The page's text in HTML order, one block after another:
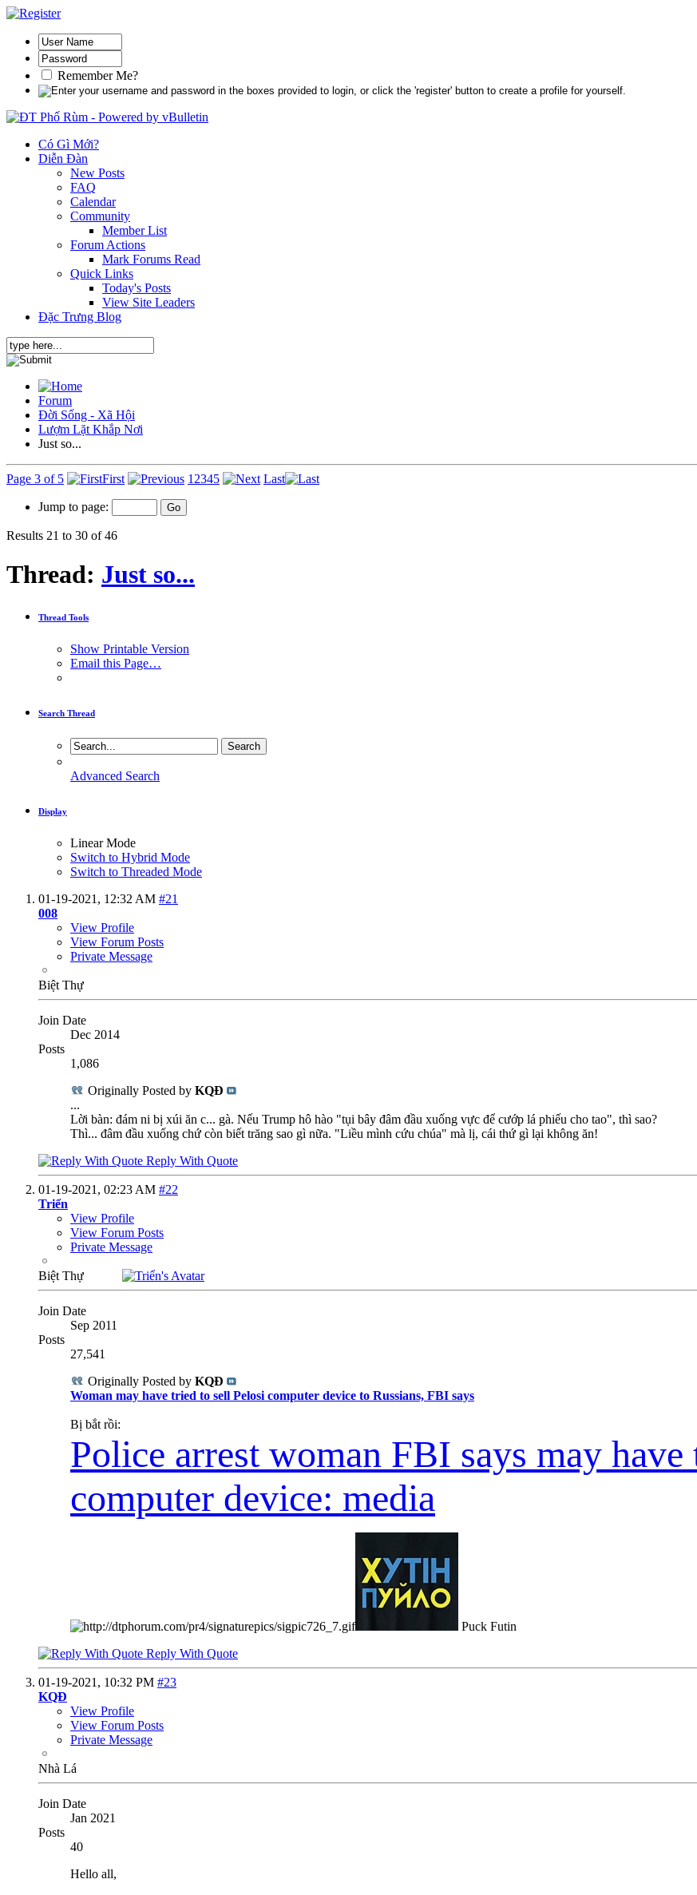
Remember Me?
Có Gì Mới?
Diễn Đàn
New Posts
FAQ
Calendar
Community
Member List
Forum Actions
Mark Forums Read
Quick Links
Today's Posts
View Site Leaders
Đặc Trưng Blog
Forum
Đời Sống - Xã Hội
Lượm Lặt Khắp Nơi
Just so...
Page 3 of 5 First 1 2345 Last
Jump to page:
Results 21 to 30 of 46
Thread: Just so...
Thread Tools
Show Printable Version
Email this Page…
Search Thread
Advanced Search
Display
Linear Mode
Switch to Hybrid Mode
Switch to Threaded Mode
01-19-2021, 12:32 AM #21
008
View Profile
View Forum Posts
Private Message
Biệt Thự
Join Date
Dec 2014
Posts
1,086
Originally Posted by KQĐ
...
Lời bàn: đám ni bị xúi ăn c... gà. Nếu Trump hô hào "tụi bây đâm đầu xuống vực để cướp lá phiếu cho tao", thì sao?
Thì... đâm đầu xuống chứ còn biết trăng sao gì nữa. "Liều mình cứu chúa" mà lị, cái thứ gì lại không ăn!
Reply With Quote
01-19-2021, 02:23 AM #22
Triển
View Profile
View Forum Posts
Private Message
Biệt Thự
Join Date
Sep 2011
Posts
27,541
Originally Posted by KQĐ
Woman may have tried to sell Pelosi computer device to Russians, FBI says
Bị bắt rồi:
Police arrest woman FBI says may
computer device: media
Puck Futin
Reply With Quote
01-19-2021, 10:32 PM #23
KQĐ
View Profile
View Forum Posts
Private Message
Nhà Lá
Join Date
Jan 2021
Posts
40
Hello all,